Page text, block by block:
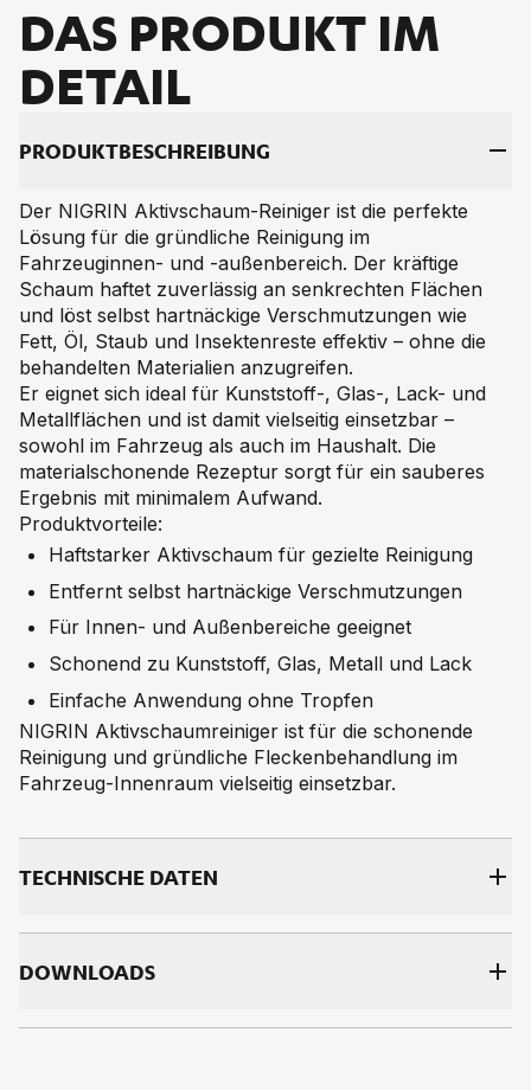
DAS PRO­DUKT IM
DE­TAIL
PRO­DUKT­BE­SCHREI­BUNG
Der NIGRIN Aktivschaum-Reiniger ist die perfekte
Lösung für die gründliche Reinigung im
Fahrzeuginnen- und -außenbereich. Der kräftige
Schaum haftet zuverlässig an senkrechten Flächen
und löst selbst hartnäckige Verschmutzungen wie
Fett, Öl, Staub und Insektenreste effektiv – ohne die
behandelten Materialien anzugreifen.
Er eignet sich ideal für Kunststoff-, Glas-, Lack- und
Metallflächen und ist damit vielseitig einsetzbar –
sowohl im Fahrzeug als auch im Haushalt. Die
materialschonende Rezeptur sorgt für ein sauberes
Ergebnis mit minimalem Aufwand.
Produktvorteile:
Haftstarker Aktivschaum für gezielte Reinigung
Entfernt selbst hartnäckige Verschmutzungen
Für Innen- und Außenbereiche geeignet
Schonend zu Kunststoff, Glas, Metall und Lack
Einfache Anwendung ohne Tropfen
NIGRIN Aktivschaumreiniger ist für die schonende
Reinigung und gründliche Fleckenbehandlung im
Fahrzeug-Innenraum vielseitig einsetzbar.
TECH­NI­SCHE DA­TEN
DOWNLOADS